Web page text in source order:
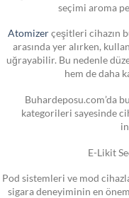
seçimi aroma
Atomizerçeşitleri cihazın
arasında yer alırken,
uğrayabilir. Bu nedenle
hem de daha
Buhardeposu.com’da
kategorileri sayesinde
E-Likit
Pod sistemleri ve mod
sigara deneyiminin en